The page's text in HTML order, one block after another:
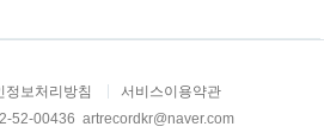
정보처리방침
서비스이용약관
52-00436 artrecordkr@naver.com